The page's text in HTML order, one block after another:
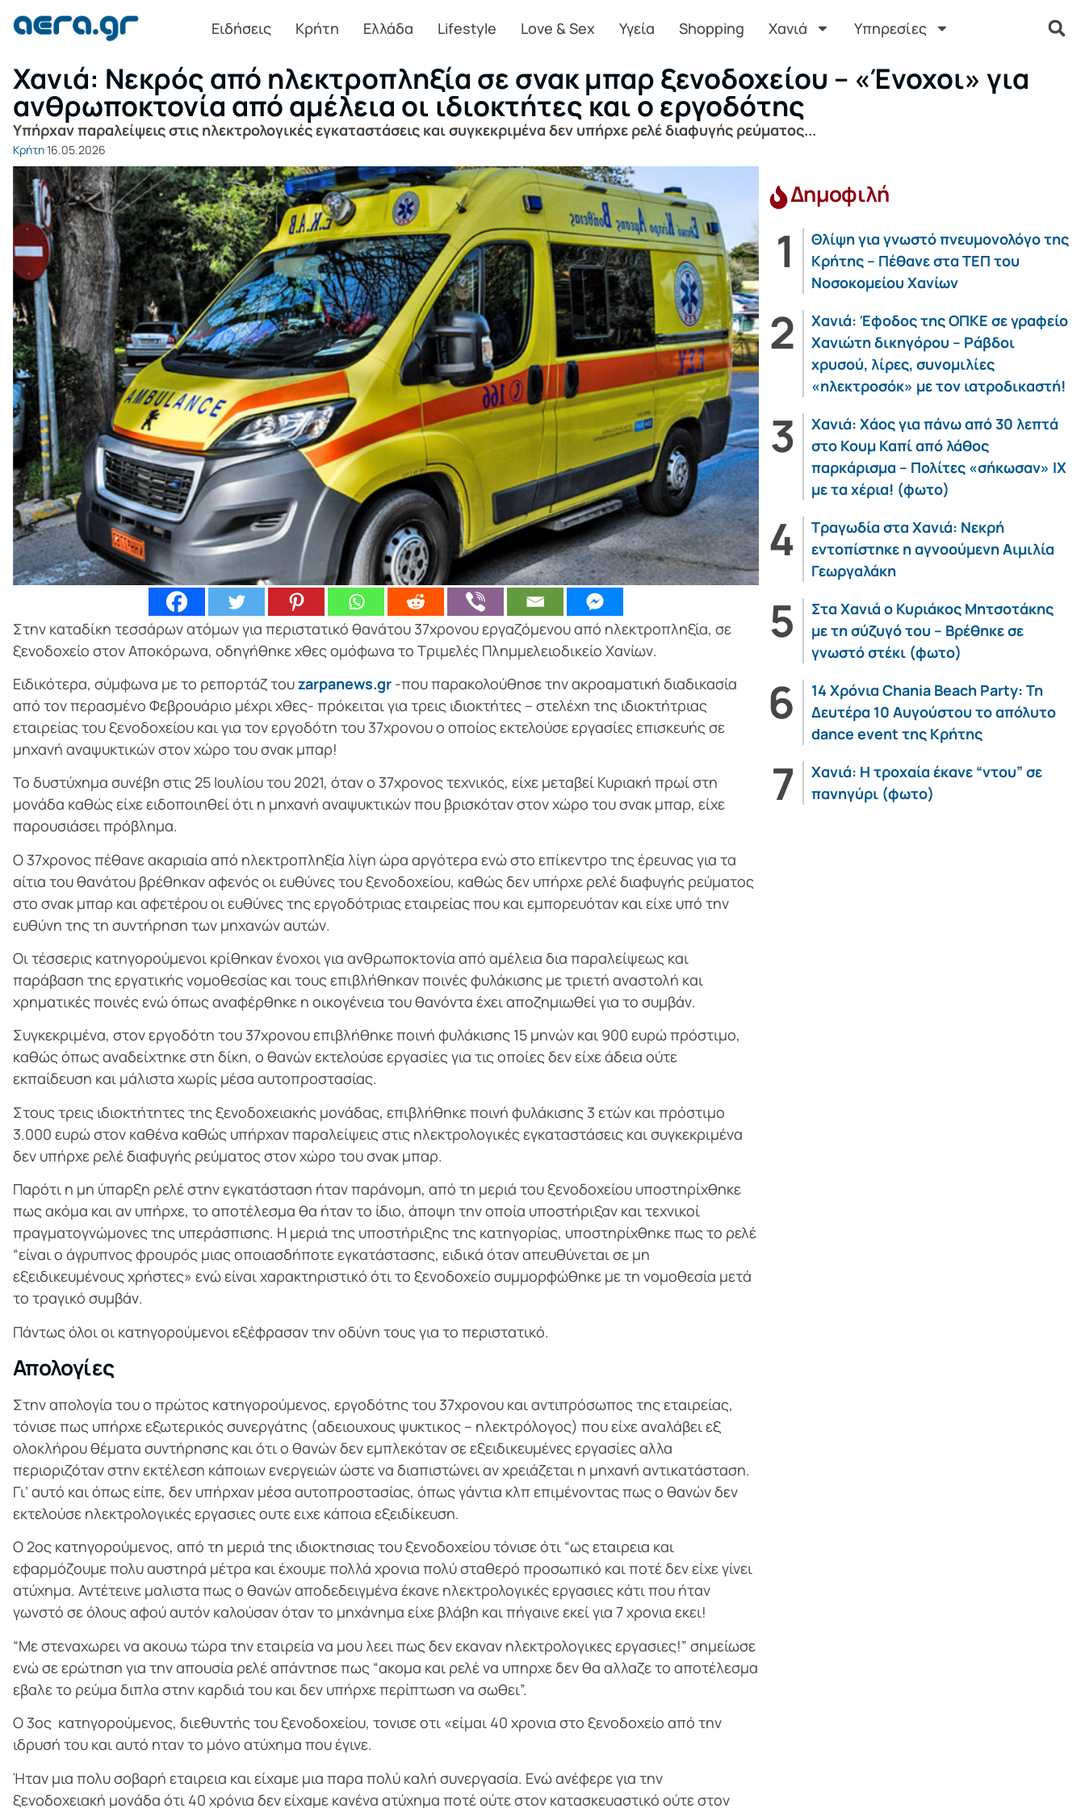
Ειδήσεις Κρήτη Ελλάδα Lifestyle Love & Sex Υγεία Shopping Χανιά Υπηρεσίες
Χανιά: Νεκρός από ηλεκτροπληξία σε σνακ μπαρ ξενοδοχείου – «Ένοχοι» για
ανθρωποκτονία από αμέλεια οι ιδιοκτήτες και ο εργοδότης
Υπήρχαν παραλείψεις στις ηλεκτρολογικές εγκαταστάσεις και συγκεκριμένα δεν υπήρχε ρελέ διαφυγής ρεύματος...
Κρήτη16.05.2026
Στην καταδίκη τεσσάρων ατόμων για περιστατικό θανάτου 37χρονου εργαζόμενου από ηλεκτροπληξία, σε
ξενοδοχείο στον Αποκόρωνα, οδηγήθηκε χθες ομόφωνα το Τριμελές Πλημμελειοδικείο Χανίων.
Ειδικότερα, σύμφωνα με το ρεπορτάζ τουzarpanews.gr -που παρακολούθησε την ακροαματική διαδικασία
από τον περασμένο Φεβρουάριο μέχρι χθες- πρόκειται για τρεις ιδιοκτήτες – στελέχη της ιδιοκτήτριας
εταιρείας του ξενοδοχείου και για τον εργοδότη του 37χρονου ο οποίος εκτελούσε εργασίες επισκευής σε
μηχανή αναψυκτικών στον χώρο του σνακ μπαρ!
Το δυστύχημα συνέβη στις 25 Ιουλίου του 2021, όταν ο 37χρονος τεχνικός, είχε μεταβεί Κυριακή πρωί στη
μονάδα καθώς είχε ειδοποιηθεί ότι η μηχανή αναψυκτικών που βρισκόταν στον χώρο του σνακ μπαρ, είχε
παρουσιάσει πρόβλημα.
Ο 37χρονος πέθανε ακαριαία από ηλεκτροπληξία λίγη ώρα αργότερα ενώ στο επίκεντρο της έρευνας για τα
αίτια του θανάτου βρέθηκαν αφενός οι ευθύνες του ξενοδοχείου, καθώς δεν υπήρχε ρελέ διαφυγής ρεύματος
στο σνακ μπαρ και αφετέρου οι ευθύνες της εργοδότριας εταιρείας που και εμπορευόταν και είχε υπό την
ευθύνη της τη συντήρηση των μηχανών αυτών.
Οι τέσσερις κατηγορούμενοι κρίθηκαν ένοχοι για ανθρωποκτονία από αμέλεια δια παραλείψεως και
παράβαση της εργατικής νομοθεσίας και τους επιβλήθηκαν ποινές φυλάκισης με τριετή αναστολή και
χρηματικές ποινές ενώ όπως αναφέρθηκε η οικογένεια του θανόντα έχει αποζημιωθεί για το συμβάν.
Συγκεκριμένα, στον εργοδότη του 37χρονου επιβλήθηκε ποινή φυλάκισης 15 μηνών και 900 ευρώ πρόστιμο,
καθώς όπως αναδείχτηκε στη δίκη, ο θανών εκτελούσε εργασίες για τις οποίες δεν είχε άδεια ούτε
εκπαίδευση και μάλιστα χωρίς μέσα αυτοπροστασίας.
Στους τρεις ιδιοκτήτητες της ξενοδοχειακής μονάδας, επιβλήθηκε ποινή φυλάκισης 3 ετών και πρόστιμο
3.000 ευρώ στον καθένα καθώς υπήρχαν παραλείψεις στις ηλεκτρολογικές εγκαταστάσεις και συγκεκριμένα
δεν υπήρχε ρελέ διαφυγής ρεύματος στον χώρο του σνακ μπαρ.
Παρότι η μη ύπαρξη ρελέ στην εγκατάσταση ήταν παράνομη, από τη μεριά του ξενοδοχείου υποστηρίχθηκε
πως ακόμα και αν υπήρχε, το αποτέλεσμα θα ήταν το ίδιο, άποψη την οποία υποστήριξαν και τεχνικοί
πραγματογνώμονες της υπεράσπισης. Η μεριά της υποστήριξης της κατηγορίας, υποστηρίχθηκε πως το ρελέ
“είναι ο άγρυπνος φρουρός μιας οποιασδήποτε εγκατάστασης, ειδικά όταν απευθύνεται σε μη
εξειδικευμένους χρήστες» ενώ είναι χαρακτηριστικό ότι το ξενοδοχείο συμμορφώθηκε με τη νομοθεσία μετά
το τραγικό συμβάν.
Πάντως όλοι οι κατηγορούμενοι εξέφρασαν την οδύνη τους για το περιστατικό.
Απολογίες
Στην απολογία του ο πρώτος κατηγορούμενος, εργοδότης του 37χρονου και αντιπρόσωπος της εταιρείας,
τόνισε πως υπήρχε εξωτερικός συνεργάτης (αδειουχους ψυκτικος – ηλεκτρόλογος) που είχε αναλάβει εξ
ολοκλήρου θέματα συντήρησης και ότι ο θανών δεν εμπλεκόταν σε εξειδικευμένες εργασίες αλλα
περιοριζόταν στην εκτέλεση κάποιων ενεργειών ώστε να διαπιστώνει αν χρειάζεται η μηχανή αντικατάσταση.
Γι’ αυτό και όπως είπε, δεν υπήρχαν μέσα αυτοπροστασίας, όπως γάντια κλπ επιμένοντας πως ο θανών δεν
εκτελούσε ηλεκτρολογικές εργασιες ουτε ειχε κάποια εξειδίκευση.
Ο 2ος κατηγορούμενος, από τη μεριά της ιδιοκτησιας του ξενοδοχείου τόνισε ότι “ως εταιρεια και
εφαρμόζουμε πολυ αυστηρά μέτρα και έχουμε πολλά χρονια πολύ σταθερό προσωπικό και ποτέ δεν είχε γίνει
ατύχημα. Αντέτεινε μαλιστα πως ο θανών αποδεδειγμένα έκανε ηλεκτρολογικές εργασιες κάτι που ήταν
γωνστό σε όλους αφού αυτόν καλούσαν όταν το μηχάνημα είχε βλάβη και πήγαινε εκεί για 7 χρονια εκει!
“Με στεναχωρει να ακουω τώρα την εταιρεία να μου λεει πως δεν εκαναν ηλεκτρολογικες εργασιες!” σημείωσε
ενώ σε ερώτηση για την απουσία ρελέ απάντησε πως “ακομα και ρελέ να υπηρχε δεν θα αλλαζε το αποτέλεσμα
εβαλε το ρεύμα διπλα στην καρδιά του και δεν υπήρχε περίπτωση να σωθει”.
Ο 3ος κατηγορούμενος, διεθυντής του ξενοδοχείου, τονισε οτι «είμαι 40 χρονια στο ξενοδοχείο από την
ιδρυσή του και αυτό ηταν το μόνο ατύχημα που έγινε.
Ήταν μια πολυ σοβαρή εταιρεια και είχαμε μια παρα πολύ καλή συνεργασία. Ενώ ανέφερε για την
ξενοδοχειακή μονάδα ότι 40 χρόνια δεν είχαμε κανένα ατύχημα ποτέ ούτε στον κατασκευαστικό ούτε στον
Δημοφιλή
Θλίψη για γνωστό πνευμονολόγο της
Κρήτης – Πέθανε στα ΤΕΠ του
Νοσοκομείου Χανίων
Χανιά: Έφοδος της ΟΠΚΕ σε γραφείο
Χανιώτη δικηγόρου – Ράβδοι
χρυσού, λίρες, συνομιλίες
«ηλεκτροσόκ» με τον ιατροδικαστή!
Χανιά: Χάος για πάνω από 30 λεπτά
στο Κουμ Καπί από λάθος
παρκάρισμα – Πολίτες «σήκωσαν» ΙΧ
με τα χέρια! (φωτο)
Τραγωδία στα Χανιά: Νεκρή
εντοπίστηκε η αγνοούμενη Αιμιλία
Γεωργαλάκη
Στα Χανιά ο Κυριάκος Μητσοτάκης
με τη σύζυγό του – Βρέθηκε σε
γνωστό στέκι (φωτο)
14 Χρόνια Chania Beach Party: Τη
Δευτέρα 10 Αυγούστου το απόλυτο
dance event της Κρήτης
Χανιά: Η τροχαία έκανε “ντου” σε
πανηγύρι (φωτο)